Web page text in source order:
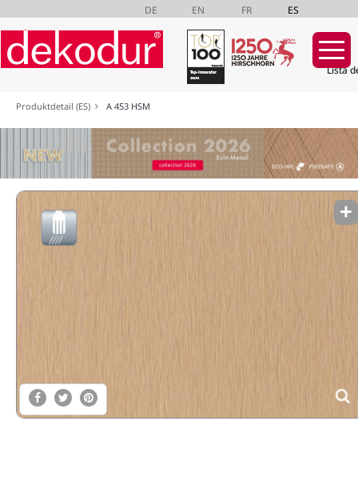
DE EN FR ES
Lista
navegación
Produktdetail (ES) A 453 HSM